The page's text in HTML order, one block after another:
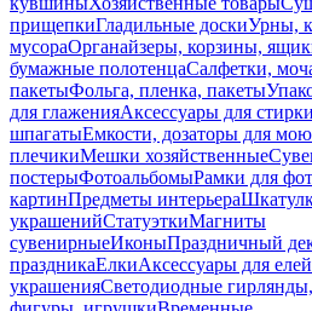
прищепкиГладильные доскиУрны,
мусораОрганайзеры, корзины,
бумажные полотенцаСалфетки,
пакетыФольга, пленка, пакеты
для глаженияАксессуары для стирки
шпагатыЕмкости, дозаторы для
плечикиМешки хозяйственные
постерыФотоальбомыРамки для
картинПредметы интерьера
украшенийСтатуэткиМагниты
сувенирныеИконыПраздничный
праздникаЕлкиАксессуары для
украшенияСветодиодные